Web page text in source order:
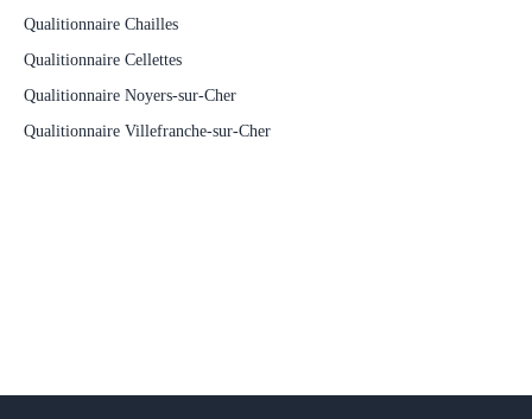
Qualitionnaire Chailles
Qualitionnaire Cellettes
Qualitionnaire Noyers-sur-Cher
Qualitionnaire Villefranche-sur-Cher